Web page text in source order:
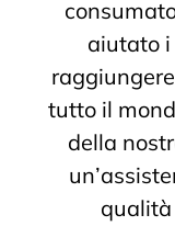
aiutato
tutto il
della